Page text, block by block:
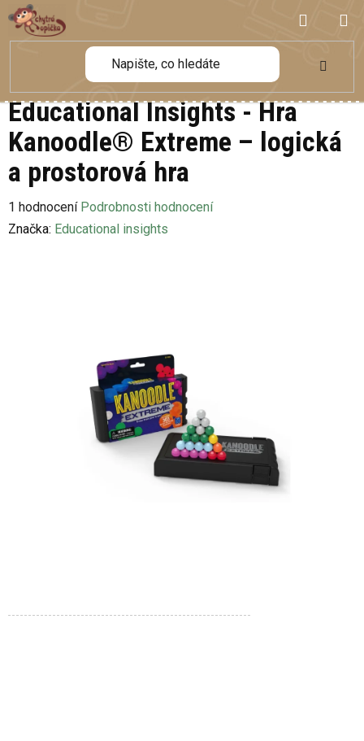
Přejít
na
obsah
KOŠÍK
Educational Insights - Hra
Kanoodle® Extreme – logická
a prostorová hra
Průměrné
hodnocení
1 hodnocení Podrobnosti hodnocení
Značka: Educational insights